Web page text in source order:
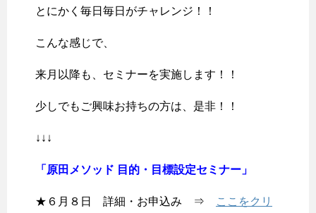
とにかく毎日毎日がチャレンジ！！
こんな感じで、
来月以降も、セミナーを実施します！！
少しでもご興味お持ちの方は、是非！！
↓↓↓
「原田メソッド 目的・目標設定セミナー」
★６月８日 詳細・お申込み ⇒
ここをクリ